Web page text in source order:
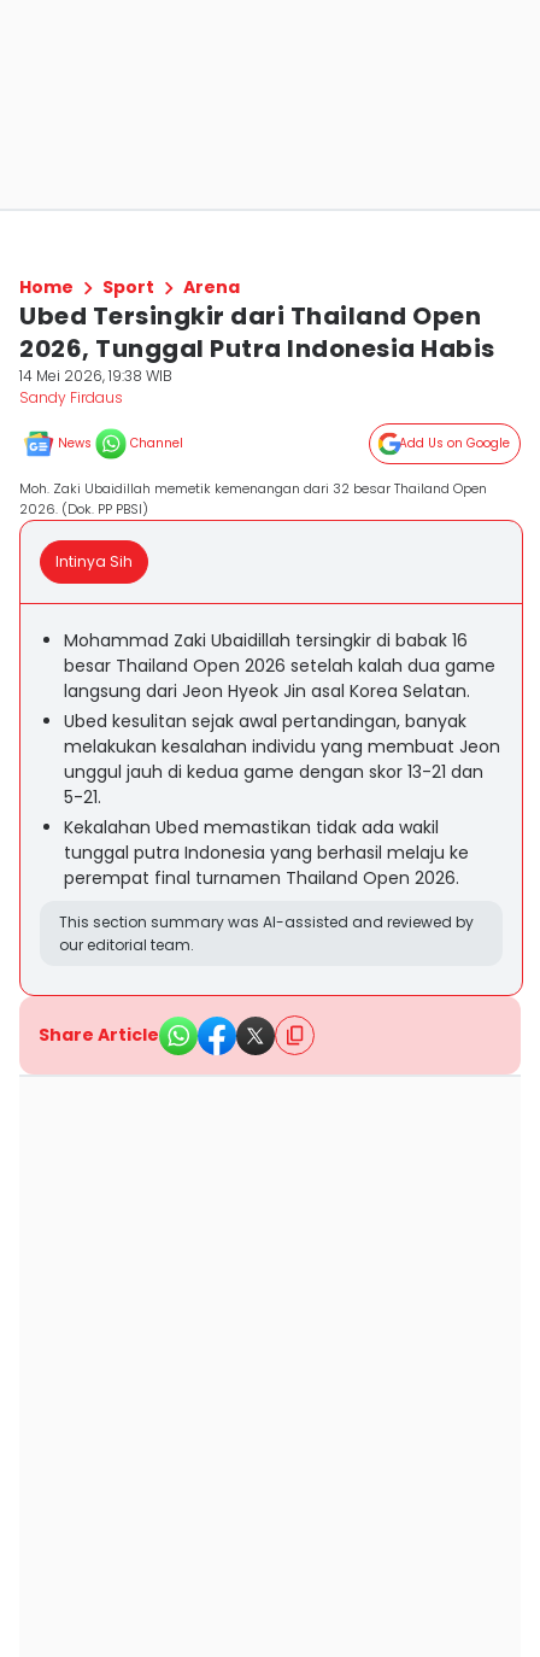
Home Sport Arena
Ubed Tersingkir dari Thailand Open
2026, Tunggal Putra Indonesia Habis
14 Mei 2026, 19:38 WIB
Sandy Firdaus
News Channel Add Us on Google
Moh. Zaki Ubaidillah memetik kemenangan dari 32 besar Thailand Open
2026. (Dok. PP PBSI)
Intinya Sih
Mohammad Zaki Ubaidillah tersingkir di babak 16
besar Thailand Open 2026 setelah kalah dua game
langsung dari Jeon Hyeok Jin asal Korea Selatan.
Ubed kesulitan sejak awal pertandingan, banyak
melakukan kesalahan individu yang membuat Jeon
unggul jauh di kedua game dengan skor 13-21 dan
5-21.
Kekalahan Ubed memastikan tidak ada wakil
tunggal putra Indonesia yang berhasil melaju ke
perempat final turnamen Thailand Open 2026.
This section summary was AI-assisted and reviewed by
our editorial team.
Share Article